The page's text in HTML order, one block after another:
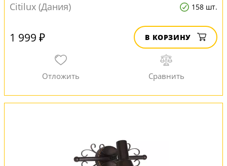
Citilux (Дания) 158 шт.
1 999 ₽ В КОРЗИНУ